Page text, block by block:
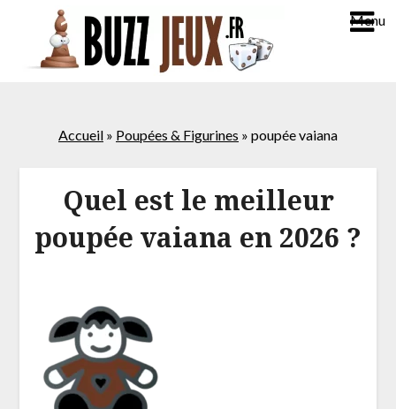
Menu
Accueil » Poupées & Figurines » poupée vaiana
Quel est le meilleur
poupée vaiana en 2026 ?